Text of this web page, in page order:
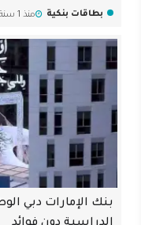
بطاقات بنكية منذ 1 سنة
بنك الإمارات دبي